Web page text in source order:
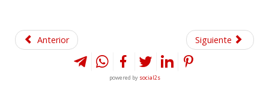
Anterior Siguiente
powered by social2s